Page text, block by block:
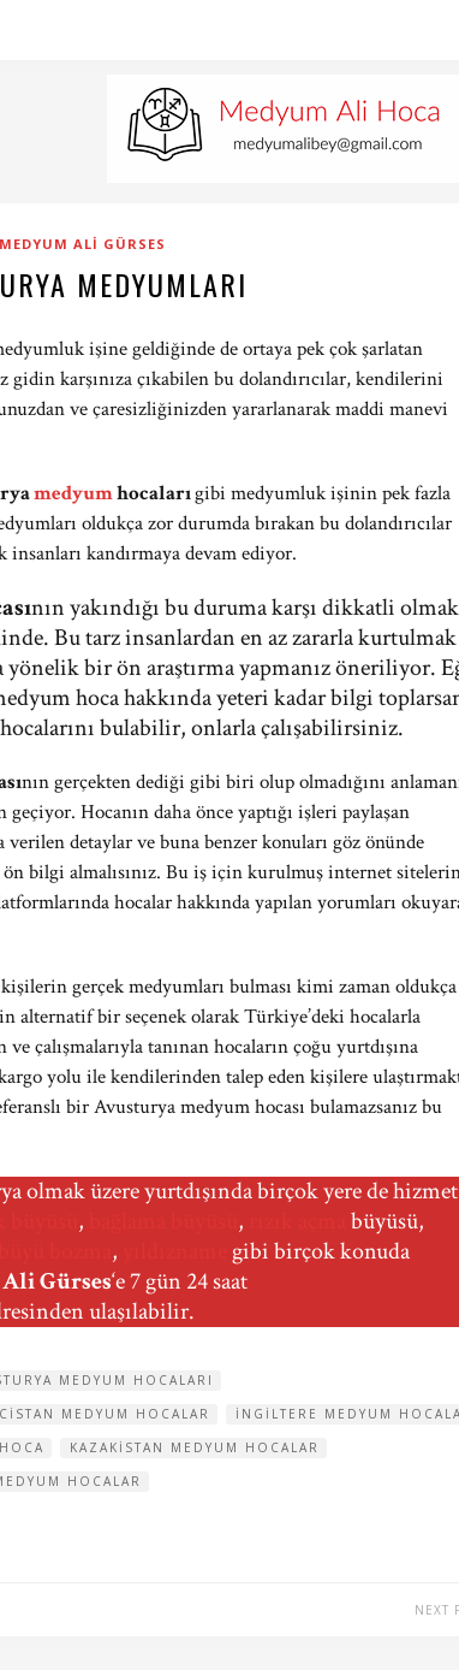
MEDYUM ALI GÜRSES
MEDYUMLARI
işine geldiğinde de ortaya pek çok şarlatan
karşınıza çıkabilen bu dolandırıcılar, kendilerini
ve çaresizliğinizden yararlanarak maddi manevi
medyumhocalarıgibi medyumluk işinin pek fazla
oldukça zor durumda bırakan bu dolandırıcılar
kandırmaya devam ediyor.
nın yakındığı bu duruma karşı dikkatli olmak
Bu tarz insanlardan en az zararla kurtulmak
yönelik bir ön araştırma yapmanız öneriliyor.
hoca hakkında yeteri kadar bilgi
bulabilir, onlarla çalışabilirsiniz.
nın gerçekten dediği gibi biri olup olmadığını
Hocanın daha önce yaptığı işleri paylaşan
verilen detaylar ve buna benzer konuları göz önünde
ön bilgi almalısınız. Bu iş için kurulmuş internet
hocalar hakkında yapılan yorumları
gerçek medyumları bulması kimi zaman
alternatif bir seçenek olarak Türkiye’deki hocalarla
çalışmalarıyla tanınan hocaların çoğu yurtdışına
yolu ile kendilerinden talep eden kişilere
bir Avusturya medyum hocası bulamazsanız bu
olmak üzere yurtdışında birçok yere de hizmet
, ,
büyüsü,
,
gibi birçok konuda
Gürses‘e 7 gün 24 saat
ulaşılabilir.
MEDYUM HOCALARI
MEDYUM HOCALAR
INGILTERE MEDYUM
KAZAKISTAN MEDYUM HOCALAR
HOCALAR
NEXT